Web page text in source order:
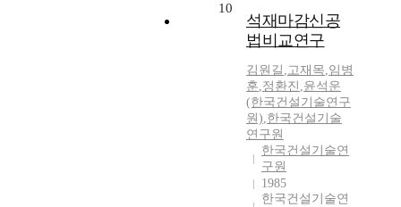
10
석재마감신공
법비교연구
김원길 ,고재목,임병
훈,정환진 ,윤석운
(한국건설기술연구
원),한국건설기술
연구원
한국건설기술연
구원
1985
한국건설기술연